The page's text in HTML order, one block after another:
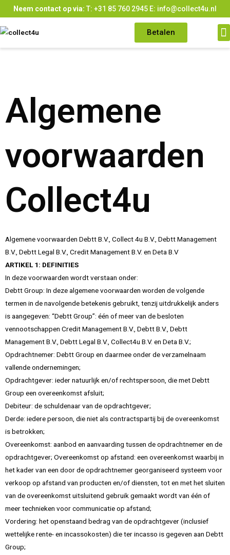
Neem contact op via: T: +31 85 760 2945 E: info@collect4u.nl
Betalen
Algemene
voorwaarden
Collect4u
Algemene voorwaarden Debtt B.V., Collect 4u B.V., Debtt Management
B.V., Debtt Legal B.V., Credit Management B.V. en Deta B.V
ARTIKEL 1: DEFINITIES
In deze voorwaarden wordt verstaan onder:
Debtt Group: In deze algemene voorwaarden worden de volgende
termen in de navolgende betekenis gebruikt, tenzij uitdrukkelijk anders
is aangegeven: “Debtt Group”: één of meer van de besloten
vennootschappen Credit Management B.V., Debtt B.V., Debtt
Management B.V., Debtt Legal B.V., Collect4u B.V. en Deta B.V.;
Opdrachtnemer: Debtt Group en daarmee onder de verzamelnaam
vallende ondernemingen;
Opdrachtgever: ieder natuurlijk en/of rechtspersoon, die met Debtt
Group een overeenkomst afsluit;
Debiteur: de schuldenaar van de opdrachtgever;
Derde: iedere persoon, die niet als contractspartij bij de overeenkomst
is betrokken;
Overeenkomst: aanbod en aanvaarding tussen de opdrachtnemer en de
opdrachtgever; Overeenkomst op afstand: een overeenkomst waarbij in
het kader van een door de opdrachtnemer georganiseerd systeem voor
verkoop op afstand van producten en/of diensten, tot en met het sluiten
van de overeenkomst uitsluitend gebruik gemaakt wordt van één of
meer technieken voor communicatie op afstand;
Vordering: het openstaand bedrag van de opdrachtgever (inclusief
wettelijke rente- en incassokosten) die ter incasso is gegeven aan Debtt
Group;